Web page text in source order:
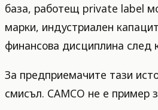
база, работещ private label
марки, индустриален
финансова дисциплина след
За предприемачите тази
смисъл. CAMCO не е пример